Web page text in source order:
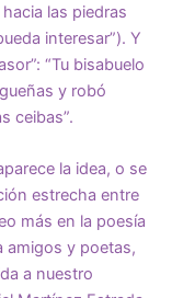
las piedras
interesar”). Y
“Tu bisabuelo
y robó
ceibas”.
la idea, o se
estrecha entre
más en la poesía
amigos y poetas,
a nuestro